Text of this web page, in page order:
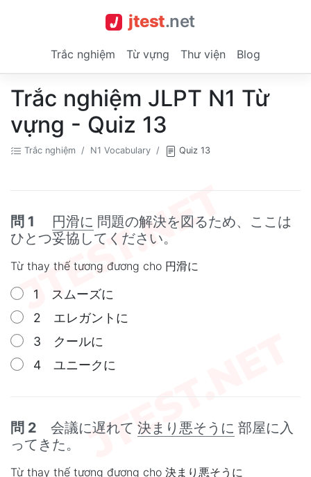
jtest.net
Trắc nghiệm Từ vựng Thư viện Blog
Trắc nghiệm JLPT N1 Từ
vựng - Quiz 13
Trắc nghiệm N1 Vocabulary Quiz 13
問 1 円滑に 問題の解決を図るため、ここは
ひとつ妥協してください。
Từ thay thế tương đương cho 円滑に
1 スムーズに
2 エレガントに
3 クールに
4 ユニークに
問 2 会議に遅れて 決まり悪そうに 部屋に入
ってきた。
Từ thay thế tương đương cho 決まり悪そうに